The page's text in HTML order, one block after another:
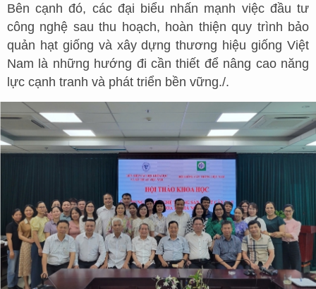
Bên cạnh đó, các đại biểu nhấn mạnh việc đầu tư
công nghệ sau thu hoạch, hoàn thiện quy trình bảo
quản hạt giống và xây dựng thương hiệu giống Việt
Nam là những hướng đi cần thiết để nâng cao năng
lực cạnh tranh và phát triển bền vững./.